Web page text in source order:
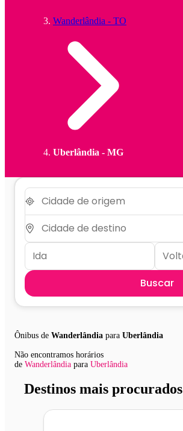
Wanderlândia - TO
Uberlândia - MG
Buscar
Ônibus de Wanderlândia para Uberlândia
Não encontramos horários
de Wanderlândia para Uberlândia
Destinos mais procurados